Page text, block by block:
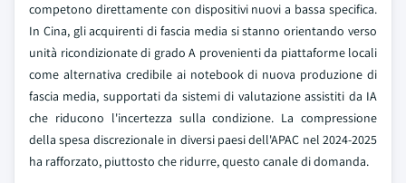
competono direttamente con dispositivi nuovi a bassa specifica.
In Cina, gli acquirenti di fascia media si stanno orientando verso
unità ricondizionate di grado A provenienti da piattaforme locali
come alternativa credibile ai notebook di nuova produzione di
fascia media, supportati da sistemi di valutazione assistiti da IA
che riducono l'incertezza sulla condizione. La compressione
della spesa discrezionale in diversi paesi dell'APAC nel 2024-2025
ha rafforzato, piuttosto che ridurre, questo canale di domanda.